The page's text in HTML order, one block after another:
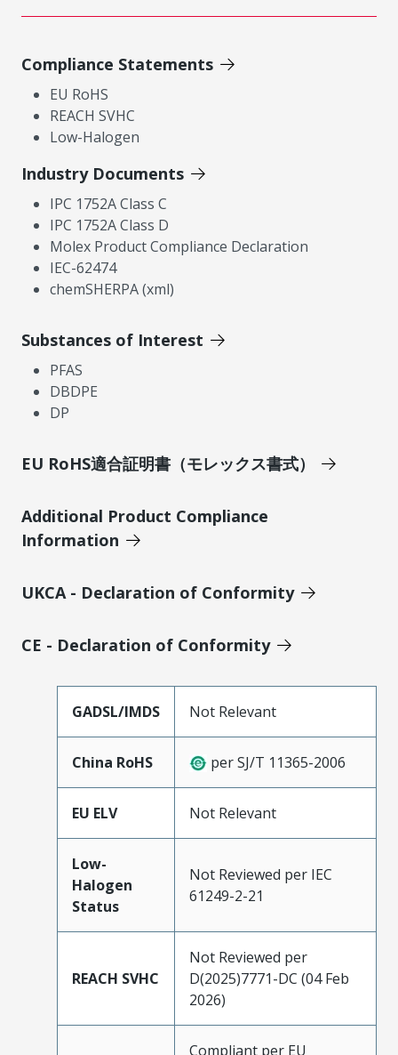
Compliance Statements
EU RoHS
REACH SVHC
Low-Halogen
Industry Documents
IPC 1752A Class C
IPC 1752A Class D
Molex Product Compliance Declaration
IEC-62474
chemSHERPA (xml)
Substances of Interest
PFAS
DBDPE
DP
EU RoHS適合証明書（モレックス書式）
Additional Product Compliance
Information
UKCA - Declaration of Conformity
CE - Declaration of Conformity
GADSL/IMDS Not Relevant
China RoHS per SJ/T 11365-2006
EU ELV Not Relevant
Low-
Halogen
Status
Not Reviewed per IEC
61249-2-21
REACH SVHC
Not Reviewed per
D(2025)7771-DC (04 Feb
2026)
Compliant per EU